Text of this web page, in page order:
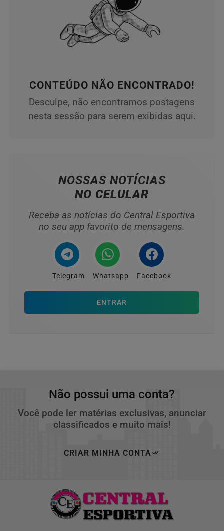
CONTEÚDO NÃO ENCONTRADO!
Desculpe, não encontramos postagens
nesta sessão para serem exibidas aqui.
NOSSAS NOTÍCIAS
NO CELULAR
Receba as notícias do Central Esportiva
no seu app favorito de mensagens.
Telegram Whatsapp Facebook
ENTRAR
Não possui uma conta?
Você pode ler matérias exclusivas, anunciar
classificados e muito mais!
CRIAR MINHA CONTA